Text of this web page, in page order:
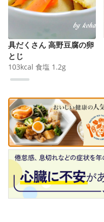
具だくさん 高野豆腐の卵
とじ
103kcal 食塩 1.2g